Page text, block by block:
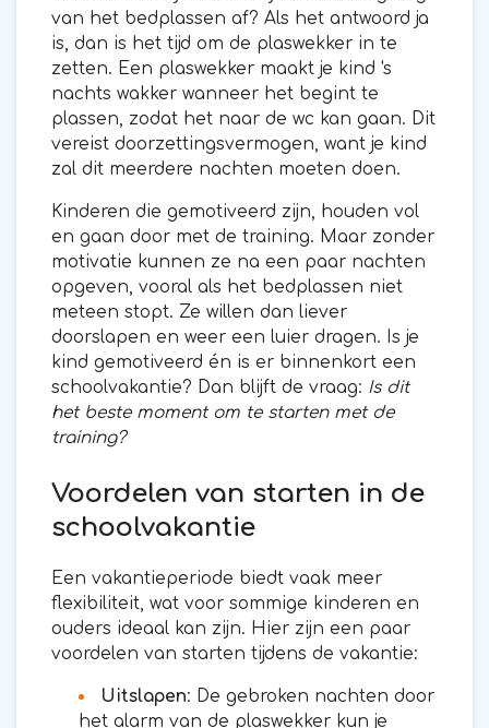
van het bedplassen af? Als het antwoord ja
is, dan is het tijd om de plaswekker in te
zetten. Een plaswekker maakt je kind 's
nachts wakker wanneer het begint te
plassen, zodat het naar de wc kan gaan. Dit
vereist doorzettingsvermogen, want je kind
zal dit meerdere nachten moeten doen.
Kinderen die gemotiveerd zijn, houden vol
en gaan door met de training. Maar zonder
motivatie kunnen ze na een paar nachten
opgeven, vooral als het bedplassen niet
meteen stopt. Ze willen dan liever
doorslapen en weer een luier dragen. Is je
kind gemotiveerd én is er binnenkort een
schoolvakantie? Dan blijft de vraag: Is dit
het beste moment om te starten met de
training?
Voordelen van starten in de
schoolvakantie
Een vakantieperiode biedt vaak meer
flexibiliteit, wat voor sommige kinderen en
ouders ideaal kan zijn. Hier zijn een paar
voordelen van starten tijdens de vakantie:
Uitslapen: De gebroken nachten door
het alarm van de plaswekker kun je